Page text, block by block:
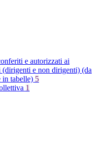
e autorizzati ai
(dirigenti e non dirigenti) (da
in tabelle) 5
1